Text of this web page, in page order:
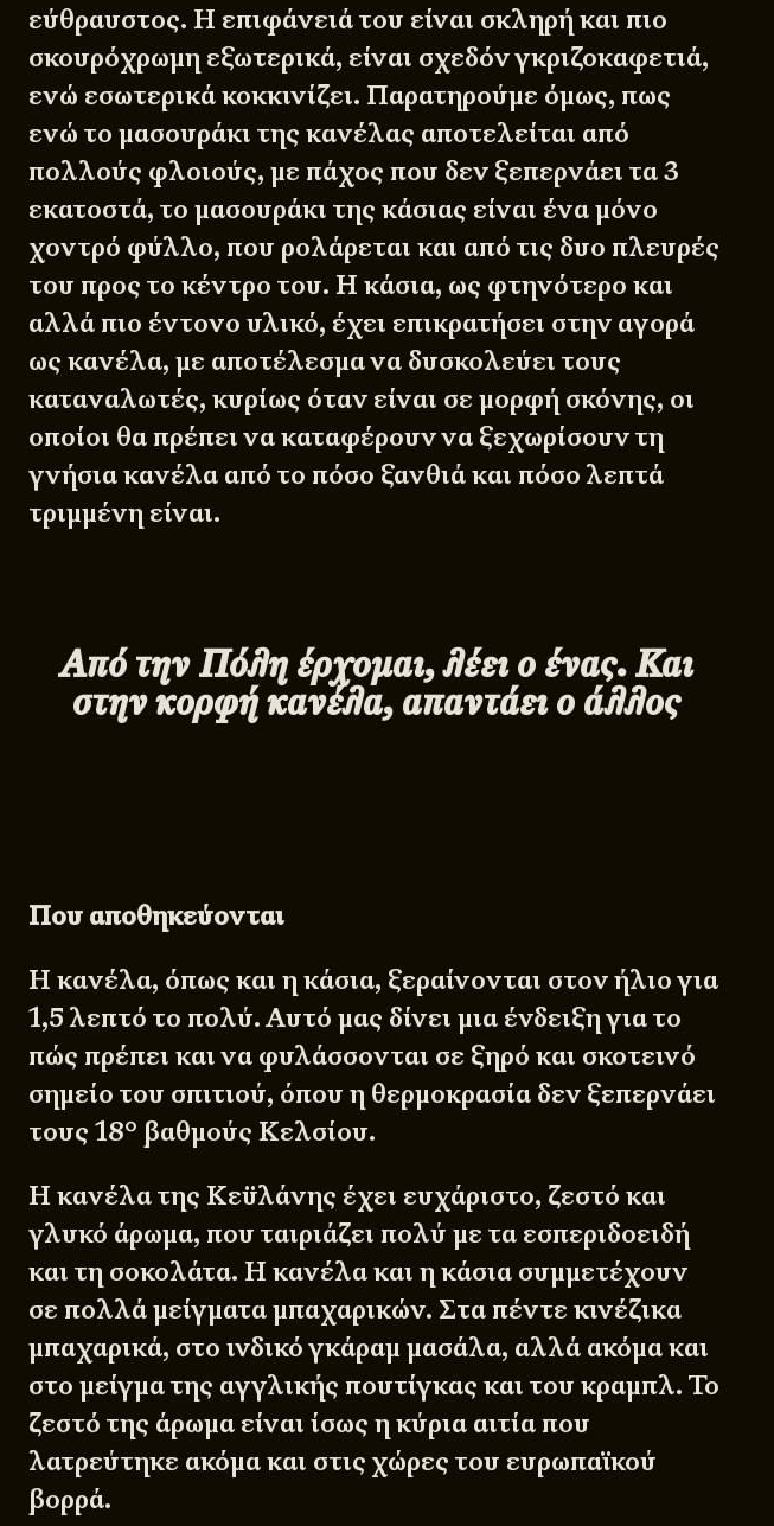
εύθραυστος. Η επιφάνειά του είναι σκληρή και πιο
σκουρόχρωμη εξωτερικά, είναι σχεδόν γκριζοκαφετιά,
ενώ εσωτερικά κοκκινίζει. Παρατηρούμε όμως, πως
ενώ το μασουράκι της κανέλας αποτελείται από
πολλούς φλοιούς, με πάχος που δεν ξεπερνάει τα 3
εκατοστά, το μασουράκι της κάσιας είναι ένα μόνο
χοντρό φύλλο, που ρολάρεται και από τις δυο πλευρές
του προς το κέντρο του. Η κάσια, ως φτηνότερο και
αλλά πιο έντονο υλικό, έχει επικρατήσει στην αγορά
ως κανέλα, με αποτέλεσμα να δυσκολεύει τους
καταναλωτές, κυρίως όταν είναι σε μορφή σκόνης, οι
οποίοι θα πρέπει να καταφέρουν να ξεχωρίσουν τη
γνήσια κανέλα από το πόσο ξανθιά και πόσο λεπτά
τριμμένη είναι.
Από την Πόλη έρχομαι, λέει ο ένας. Και
στην κορφή κανέλα, απαντάει ο άλλος
Που αποθηκεύονται
Η κανέλα, όπως και η κάσια, ξεραίνονται στον ήλιο για
1,5 λεπτό το πολύ. Αυτό μας δίνει μια ένδειξη για το
πώς πρέπει και να φυλάσσονται σε ξηρό και σκοτεινό
σημείο του σπιτιού, όπου η θερμοκρασία δεν ξεπερνάει
τους 18° βαθμούς Κελσίου.
Η κανέλα της Κεϋλάνης έχει ευχάριστο, ζεστό και
γλυκό άρωμα, που ταιριάζει πολύ με τα εσπεριδοειδή
και τη σοκολάτα. Η κανέλα και η κάσια συμμετέχουν
σε πολλά μείγματα μπαχαρικών. Στα πέντε κινέζικα
μπαχαρικά, στο ινδικό γκάραμ μασάλα, αλλά ακόμα και
στο μείγμα της αγγλικής πουτίγκας και του κραμπλ. Το
ζεστό της άρωμα είναι ίσως η κύρια αιτία που
λατρεύτηκε ακόμα και στις χώρες του ευρωπαϊκού
βορρά.